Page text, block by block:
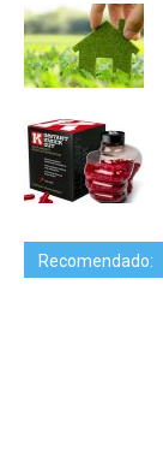
Recomendado: